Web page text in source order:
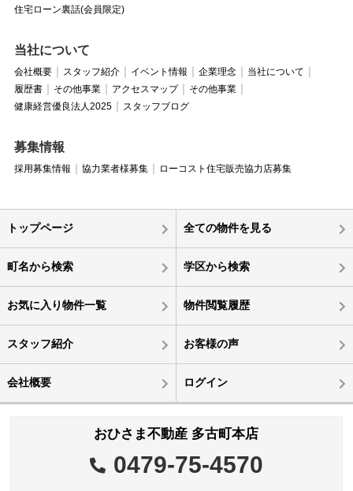
住宅ローン裏話(会員限定)
当社について
会社概要 スタッフ紹介 イベント情報 企業理念
当社について
履歴書
その他事業 アクセスマップ
その他事業
健康経営優良法人2025
スタッフブログ
募集情報
採用募集情報 協力業者様募集 ローコスト住宅販売協力店募集
トップページ 全ての物件を見る
町名から検索 学区から検索
お気に入り物件一覧 物件閲覧履歴
スタッフ紹介 お客様の声
会社概要 ログイン
おひさま不動産 多古町本店
0479-75-4570